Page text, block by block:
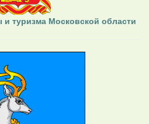
и туризма Московской области